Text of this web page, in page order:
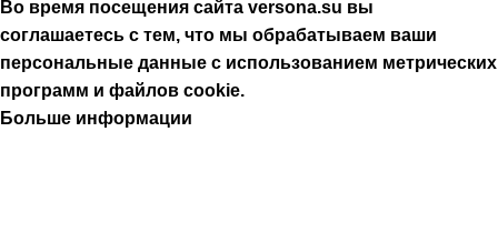
Во время посещения сайта versona.su вы
соглашаетесь с тем, что мы обрабатываем ваши
персональные данные с использованием метрических
программ и файлов cookie.
Больше информации